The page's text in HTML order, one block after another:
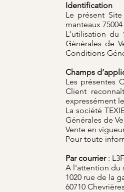
Identification
Le présent
manteaux 75004
L'utilisation du
Générales de
Conditions
Champs
Les présentes
Client
expressément
La société
Générales de
Vente en
Pour toute
Par courrier:
A l'attention du
1020 rue de la
60710 Chevrières